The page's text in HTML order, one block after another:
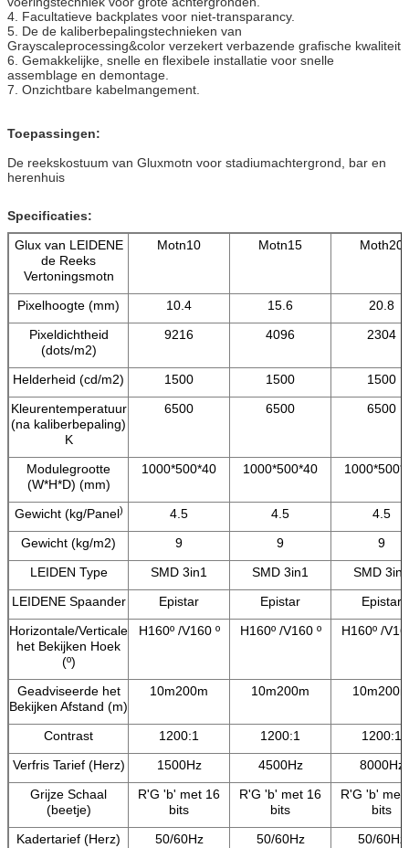
4. Facultatieve backplates voor niet-transparancy.
5. De de kaliberbepalingstechnieken van
Grayscaleprocessing&color verzekert verbazende grafische kwaliteit
6. Gemakkelijke, snelle en flexibele installatie voor snelle
assemblage en demontage.
7. Onzichtbare kabelmangement.
Toepassingen:
De reekskostuum van Gluxmotn voor stadiumachtergrond, bar en
herenhuis
Specificaties:
Glux van LEIDENE
de Reeks
Vertoningsmotn
Motn10 Motn15 Moth20
Pixelhoogte (mm) 10.4 15.6
20.8
Pixeldichtheid
(dots/m2)
9216 4096 2304
Helderheid (cd/m2) 1500 1500
1500
Kleurentemperatuur
(na kaliberbepaling)
K
6500 6500 6500
Modulegrootte
(W*H*D) (mm)
1000*500*40 1000*500*40
Gewicht (kg/Panel) 4.5 4.5
4.5
Gewicht (kg/m2)
9 9
9
LEIDEN Type
SMD 3in1 SMD 3in1
SMD 3in1
LEIDENE Spaander
Epistar Epistar
Epistar
Horizontale/Verticale
het Bekijken Hoek
(º)
H160º /V160 º H160º /V160 º H160º /
Geadviseerde het
Bekijken Afstand (m)
10m200m 10m200m
Contrast 1200:1 1200:1
1200:1
Verfris Tarief (Herz)
1500Hz 4500Hz
8000Hz
Grijze Schaal
(beetje)
R'G 'b' met 16
bits
R'G 'b' met 16
bits
R'G 'b' met
bits
Kadertarief (Herz)
50/60Hz 50/60Hz
50/60Hz